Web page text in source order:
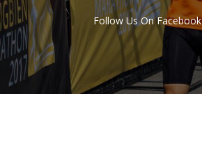
Follow Us On Facebook